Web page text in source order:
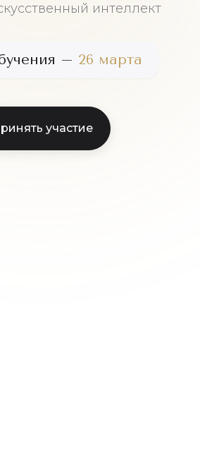
интеллект
– 26 марта
участие